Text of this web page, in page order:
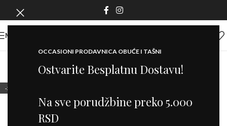
OCCASIONI PRODAVNICA OBUĆE I TAŠNI
Ostvarite Besplatnu Dostavu!
Na sve porudžbine preko 5.000
RSD
MENI
-20%